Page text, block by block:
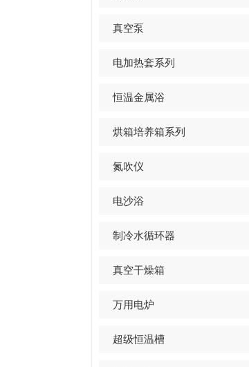
真空泵
电加热套系列
恒温金属浴
烘箱培养箱系列
氮吹仪
电沙浴
制冷水循环器
真空干燥箱
万用电炉
超级恒温槽